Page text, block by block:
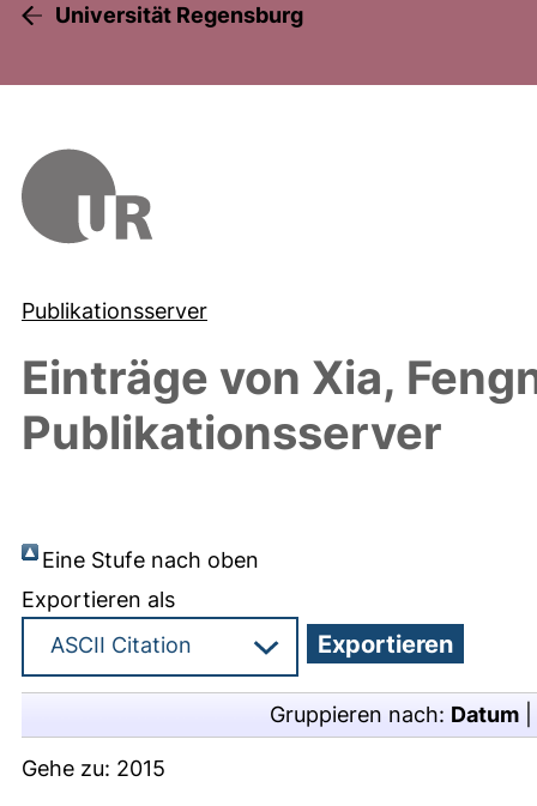
Universität Regensburg
Publikationsserver
Einträge von Xia,
Publikationsserver
Eine Stufe nach oben
Exportieren als
Gruppieren nach: Datum
Gehe zu: 2015